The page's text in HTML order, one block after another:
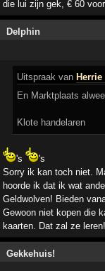
die lui zijn gek, € 60
Delphin
Uitspraak van
En Marktplaats
Klote handelaren
's
's
Sorry ik kan toch niet.
hoorde ik dat ik wat
Geldwolven! Bieden
Gewoon niet kopen die
kaarten. Dat zal ze leren!
Gekkehuis!